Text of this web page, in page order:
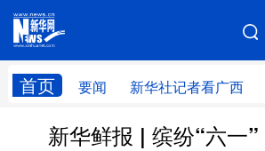
首页 要闻 新华社记者看广西
网站地图
广西频道
新华鲜报 | 缤纷“六一